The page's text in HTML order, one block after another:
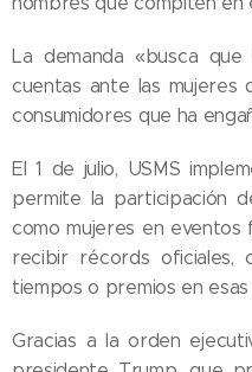
La demanda «busca que
cuentas ante las mujeres
consumidores que ha
El 1 de julio, USMS
permite la participación
como mujeres en eventos
recibir récords oficiales,
tiempos o premios en
Gracias a la orden